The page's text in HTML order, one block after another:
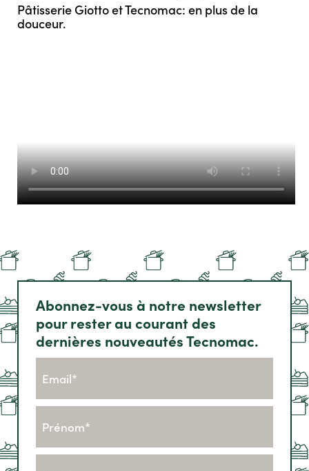
Pâtisserie Giotto et Tecnomac: en plus de la
douceur.
Abonnez-vous à notre newsletter
pour rester au courant des
dernières nouveautés Tecnomac.